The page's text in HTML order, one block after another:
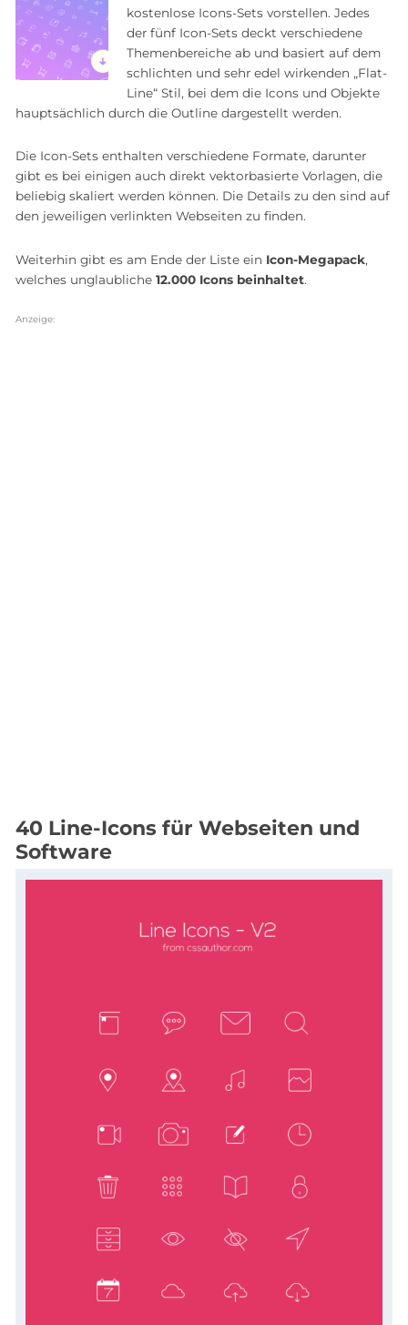
kostenlose Icons-Sets vorstellen. Jedes
der fünf Icon-Sets deckt verschiedene
Themenbereiche ab und basiert auf dem
schlichten und sehr edel wirkenden „Flat-
Line“ Stil, bei dem die Icons und Objekte
hauptsächlich durch die Outline dargestellt werden.
Die Icon-Sets enthalten verschiedene Formate, darunter
gibt es bei einigen auch direkt vektorbasierte Vorlagen, die
beliebig skaliert werden können. Die Details zu den sind auf
den jeweiligen verlinkten Webseiten zu finden.
Weiterhin gibt es am Ende der Liste ein Icon-Megapack,
welches unglaubliche 12.000 Icons beinhaltet.
Anzeige:
40 Line-Icons für Webseiten und
Software